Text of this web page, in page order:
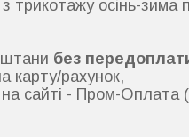
з трикотажу осінь-
штани без
карту/рахунок,
на сайті - Пром-Оплата